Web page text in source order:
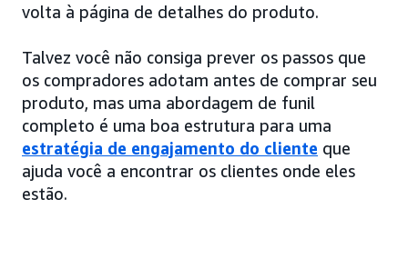
volta à página de detalhes do produto.
Talvez você não consiga prever os passos que
os compradores adotam antes de comprar seu
produto, mas uma abordagem de funil
completo é uma boa estrutura para uma
estratégia de engajamento do cliente que
ajuda você a encontrar os clientes onde eles
estão.